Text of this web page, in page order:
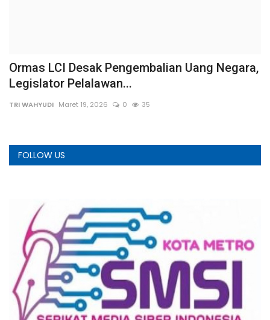
Ormas LCI Desak Pengembalian Uang Negara,
Legislator Pelalawan...
TRI WAHYUDI Maret 19, 2026 0 35
FOLLOW US